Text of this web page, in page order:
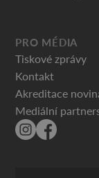
PRO MÉDIA
Tiskové zprávy
Kontakt
Akreditace
Mediální